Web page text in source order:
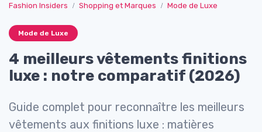
Fashion Insiders Shopping et Marques Mode de Luxe
Mode de Luxe
4 meilleurs vêtements finitions
luxe : notre comparatif (2026)
Guide complet pour reconnaître les meilleurs
vêtements aux finitions luxe : matières